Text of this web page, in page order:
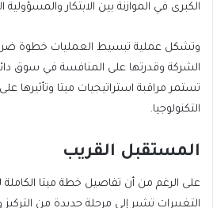
الكبرى في الموازنة بين الابتكار والمسؤولية
وتشكل عملية تبسيط العمليات خطوة
الشركة وقدرتها على المنافسة في سوق
تستمر مراقبة استراتيجيات ميتا
التكنولوجيا.
المستقبل القريب
على الرغم من أن تفاصيل خطة ميتا
التغييرات تشير إلى مرحلة جديدة من